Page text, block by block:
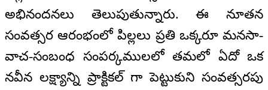
అభినందనలు తెలుపుతున్నారు. ఈ నూతన
సంవత్సర ఆరంభంలో పిల్లలు ప్రతి ఒక్కరూ మనసా-
వాచ-సంబంధ సంపర్కములలో తమలో ఏదో ఒక
నవీన లక్ష్యాన్ని ప్రాక్టికల్ గా పెట్టుకుని సంవత్సరపు